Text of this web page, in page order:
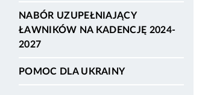
NABÓR UZUPEŁNIAJĄCY
ŁAWNIKÓW NA KADENCJĘ 2024-
2027
POMOC DLA UKRAINY